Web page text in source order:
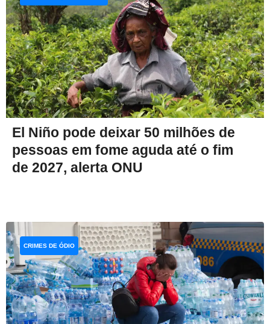
El Niño pode deixar 50 milhões de
pessoas em fome aguda até o fim
de 2027, alerta ONU
CRIMES DE ÓDIO